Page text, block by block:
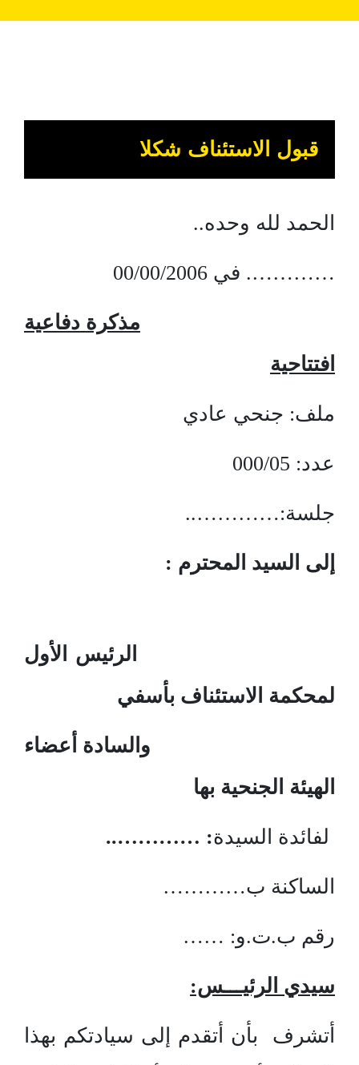
قبول الاستئناف شكلا
الحمد لله وحده..
…………. في 00/00/2006
مذكرة دفاعية
افتتاحية
ملف: جنحي عادي
عدد: 000/05
جلسة:…………..
إلى السيد المحترم :
الرئيس الأول
لمحكمة الاستئناف بأسفي
والسادة أعضاء
الهيئة الجنحية بها
لفائدة السيدة: …………..
الساكنة ب…………
رقم ب.ت.و: ……
سيدي الرئيـــس:
أتشرف بأن أتقدم إلى سيادتكم بهذا